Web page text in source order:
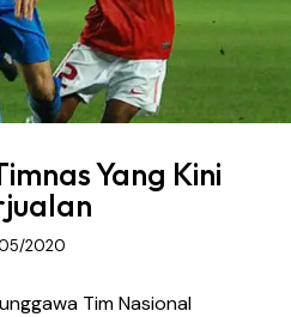
Yang Kini
2020
Tim Nasional